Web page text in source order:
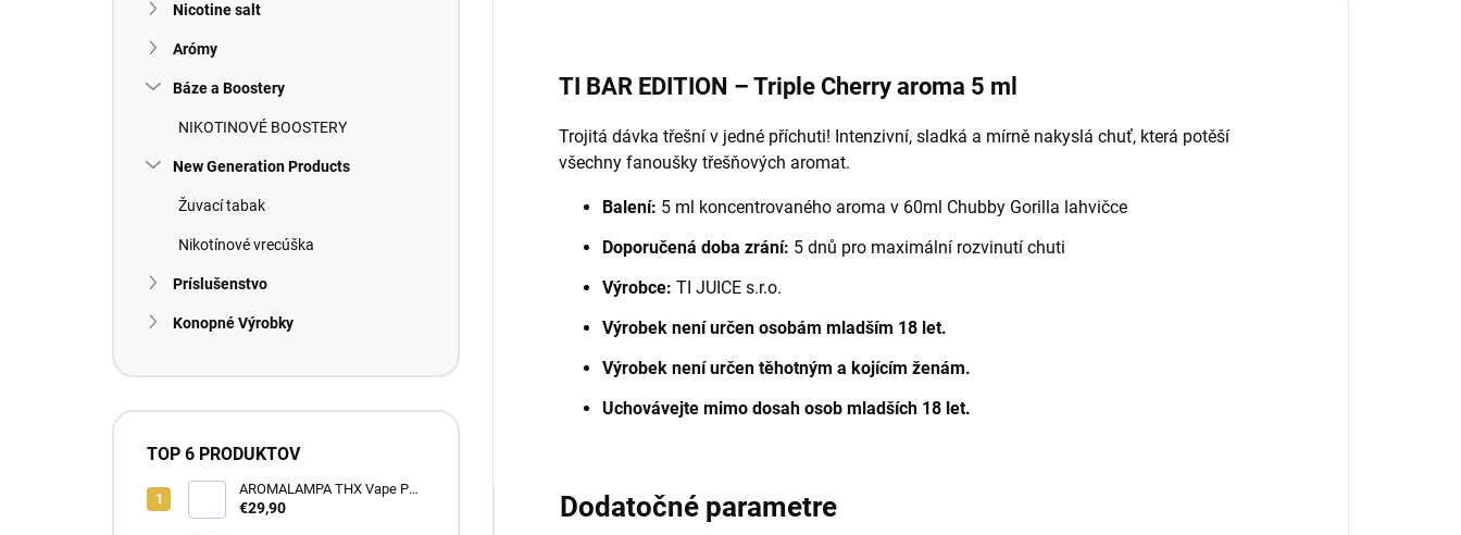
Nicotine salt
Arómy
Báze a Boostery
NIKOTINOVÉ BOOSTERY
New Generation Products
Žuvací tabak
Nikotínové vrecúška
Príslušenstvo
Konopné Výrobky
TOP 6 PRODUKTOV
AROMALAMPA THX Vape Pen
1 ml - Zberateľský predmet
€29,90
TI BAR EDITION – Triple Cherry aroma 5 ml
Trojitá dávka třešní v jedné příchuti! Intenzivní, sladká a mírně nakyslá chuť, která potěší
všechny fanoušky třešňových aromat.
Balení: 5 ml koncentrovaného aroma v 60ml Chubby Gorilla lahvičce
Doporučená doba zrání: 5 dnů pro maximální rozvinutí chuti
Výrobce: TI JUICE s.r.o.
Výrobek není určen osobám mladším 18 let.
Výrobek není určen těhotným a kojícím ženám.
Uchovávejte mimo dosah osob mladších 18 let.
Dodatočné parametre